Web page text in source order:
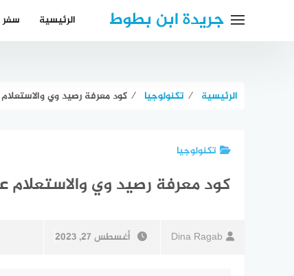
جريدة ابن بطوط الرئيسية سفر
الرئيسية ⁄ تكنولوجيا ⁄ كود معرفة رصيد وي والاستعلام
تكنولوجيا
كود معرفة رصيد وي والاستعلام
Dina Ragab أغسطس 27, 2023